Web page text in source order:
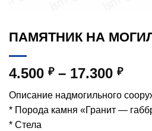
ПАМЯТНИК НА
4.500 ₽ – 17.300 ₽
–
Описание надмогильного
* Порода камня «Гранит —
* Стела